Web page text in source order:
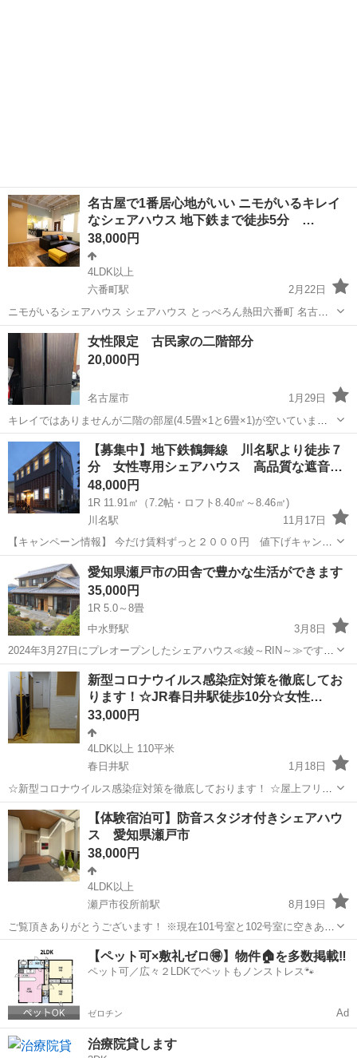
名古屋で1番居心地がいい ニモがいるキレイ
なシェアハウス 地下鉄まで徒歩5分 …
38,000円
4LDK以上
六番町駅
2月22日
ニモがいるシェアハウス シェアハウス とっぺろん熱田六番町 名古屋
で1番居心地がいいシェアハウス 金山駅から2駅、熱田神宮のある熱田
区に全個室12人のシェアハウス コンセプト 名古屋で1番キレイなシェ
アハウ...
愛知 名古屋市 六番町駅 シェアハウス
女性限定 古民家の二階部分
20,000円
名古屋市
1月29日
キレイではありませんが二階の部屋(4.5畳×1と6畳×1)が空いていま
す。 ※即日入居可能です。 ※一週間単位からでもいいです(光熱費等
込15000円) 引越しは可能な範囲で手伝えます。 風呂・キッチン・トイ
レ・洗...
愛知 名古屋市 シェアハウス 古民家
【募集中】地下鉄鶴舞線 川名駅より徒歩７
分 女性専用シェアハウス 高品質な遮音…
48,000円
1R 11.91㎡（7.2帖・ロフト8.40㎡～8.46㎡)
川名駅
11月17日
【キャンペーン情報】 今だけ賃料ずっと２０００円 値下げキャンペ
ーン。 ※2024年11月末日までに入居の方限定で、入居期間中ずっと賃
料2000円OFF ※２年未満での退去の場合は、中途解約違約金の設定あ
り。詳しく...
名古屋市 川名駅 シェアハウス 物件
愛知県瀬戸市の田舎で豊かな生活ができます
35,000円
1R 5.0～8畳
中水野駅
3月8日
2024年3月27日にプレオープンしたシェアハウス≪綾～RIN～≫です。
■間取り 1階：リビング、ダイニング、キッチン、お風呂、トイレ、
畳の応接間、作業スペース 2階：居室4部屋（洋室３、和室１）、ト
イレ、洗...
愛知 瀬戸市 中水野駅 シェアハウス
新型コロナウイルス感染症対策を徹底してお
ります！☆JR春日井駅徒歩10分☆女性…
33,000円
4LDK以上 110平米
春日井駅
1月18日
☆新型コロナウイルス感染症対策を徹底しております！ ☆屋上フリー
スペース、楽器演奏可！（現状、トランぺッターの方が利用） ☆バン
テリングドーム、ドラゴンズ戦 無料チケット特典！（対戦チームは
指定出来ません！） ...
愛知 春日井市 春日井駅 シェアハウス 有り
【体験宿泊可】防音スタジオ付きシェアハウ
ス 愛知県瀬戸市
38,000円
4LDK以上
瀬戸市役所前駅
8月19日
ご覧頂きありがとうございます！ ※現在101号室と102号室に空きあり
です。 （男女どちらも可） 体験宿泊は空きがありましたら１室二
名様まで可能です！ （素泊まり5000円／人） この度、愛知県瀬戸
市にて音楽演奏...
瀬戸市役所前駅 シェアハウス スタジオ
【ペット可×敷礼ゼロ🉐】物件🏠を多数掲載‼️
ペット可／広々２LDKでペットもノンストレス🐾
ゼロチン Ad
治療院貸します